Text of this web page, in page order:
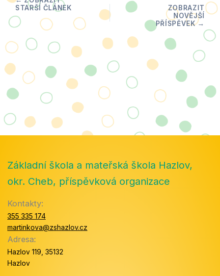
Základní škola a mateřská škola Hazlov,
okr. Cheb, příspěvková organizace
Kontakty:
355 335 174
martinkova@zshazlov.cz
Adresa:
Hazlov 119, 35132
Hazlov